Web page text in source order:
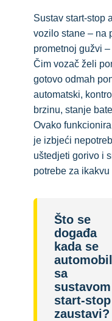
Sustav start-stop
vozilo stane – na
prometnoj gužvi
Čim vozač želi
gotovo odmah
automatski,
brzinu, stanje
Ovako
je izbjeći
uštedjeti gorivo i
potrebe za
Što se
događa
kada se
automobil
sa
sustavom
start-stop
zaustavi?